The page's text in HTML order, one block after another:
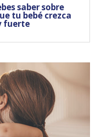
saber sobre
tu bebé crezca
fuerte